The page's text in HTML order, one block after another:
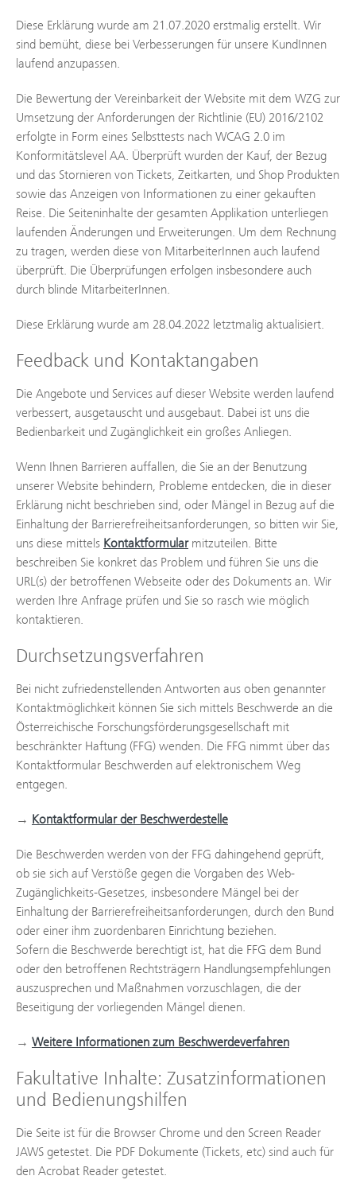
Diese Erklärung wurde am 21.07.2020 erstmalig erstellt. Wir
sind bemüht, diese bei Verbesserungen für unsere KundInnen
laufend anzupassen.
Die Bewertung der Vereinbarkeit der Website mit dem WZG zur
Umsetzung der Anforderungen der Richtlinie (EU) 2016/2102
erfolgte in Form eines Selbsttests nach WCAG 2.0 im
Konformitätslevel AA. Überprüft wurden der Kauf, der Bezug
und das Stornieren von Tickets, Zeitkarten, und Shop Produkten
sowie das Anzeigen von Informationen zu einer gekauften
Reise. Die Seiteninhalte der gesamten Applikation unterliegen
laufenden Änderungen und Erweiterungen. Um dem Rechnung
zu tragen, werden diese von MitarbeiterInnen auch laufend
überprüft. Die Überprüfungen erfolgen insbesondere auch
durch blinde MitarbeiterInnen.
Diese Erklärung wurde am 28.04.2022 letztmalig aktualisiert.
Feedback und Kontaktangaben
Die Angebote und Services auf dieser Website werden laufend
verbessert, ausgetauscht und ausgebaut. Dabei ist uns die
Bedienbarkeit und Zugänglichkeit ein großes Anliegen.
Wenn Ihnen Barrieren auffallen, die Sie an der Benutzung
unserer Website behindern, Probleme entdecken, die in dieser
Erklärung nicht beschrieben sind, oder Mängel in Bezug auf die
Einhaltung der Barrierefreiheitsanforderungen, so bitten wir Sie,
uns diese mittels Kontaktformularmitzuteilen. Bitte
beschreiben Sie konkret das Problem und führen Sie uns die
URL(s) der betroffenen Webseite oder des Dokuments an. Wir
werden Ihre Anfrage prüfen und Sie so rasch wie möglich
kontaktieren.
Durchsetzungsverfahren
Bei nicht zufriedenstellenden Antworten aus oben genannter
Kontaktmöglichkeit können Sie sich mittels Beschwerde an die
Österreichische Forschungsförderungsgesellschaft mit
beschränkter Haftung (FFG) wenden. Die FFG nimmt über das
Kontaktformular Beschwerden auf elektronischem Weg
entgegen.
→ Kontaktformular der Beschwerdestelle
Die Beschwerden werden von der FFG dahingehend geprüft,
ob sie sich auf Verstöße gegen die Vorgaben des Web-
Zugänglichkeits-Gesetzes, insbesondere Mängel bei der
Einhaltung der Barrierefreiheitsanforderungen, durch den Bund
oder einer ihm zuordenbaren Einrichtung beziehen.
Sofern die Beschwerde berechtigt ist, hat die FFG dem Bund
oder den betroffenen Rechtsträgern Handlungsempfehlungen
auszusprechen und Maßnahmen vorzuschlagen, die der
Beseitigung der vorliegenden Mängel dienen.
→ Weitere Informationen zum Beschwerdeverfahren
Fakultative Inhalte: Zusatzinformationen
und Bedienungshilfen
Die Seite ist für die Browser Chrome und den Screen Reader
JAWS getestet. Die PDF Dokumente (Tickets, etc) sind auch für
den Acrobat Reader getestet.